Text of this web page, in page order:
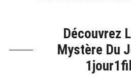
Découvrez
Mystère Du